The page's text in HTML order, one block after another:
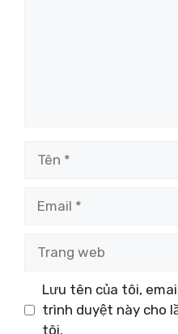
web
Lưu tên của tôi,
trình duyệt này cho
tôi.